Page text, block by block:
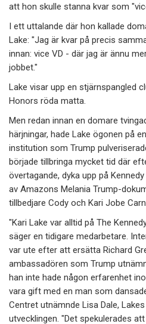
att hon skulle stanna kvar som
I ett uttalande där hon kallade
Lake: "Jag är kvar på precis
innan: vice VD - där jag är ännu
jobbet."
Lake visar upp en stjärnspangled
Honors röda matta.
Men redan innan en domare
härjningar, hade Lake ögonen på
institution som Trump
började tillbringa mycket tid där
övertagande, dyka upp på
av Amazons Melania Trump-
tillbedjare Cody och Kari Jobe
"Kari Lake var alltid på The
säger en tidigare medarbetare.
var ute efter att ersätta Richard
ambassadören som Trump
han inte hade någon erfarenhet
vara gift med en man som
Centret utnämnde Lisa Dale,
utvecklingen. "Det spekulerades